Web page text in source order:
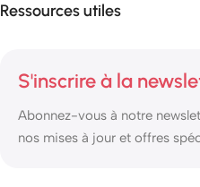
Ressources utiles
S'inscrire à la
Abonnez-vous à notre
nos mises à jour et offres